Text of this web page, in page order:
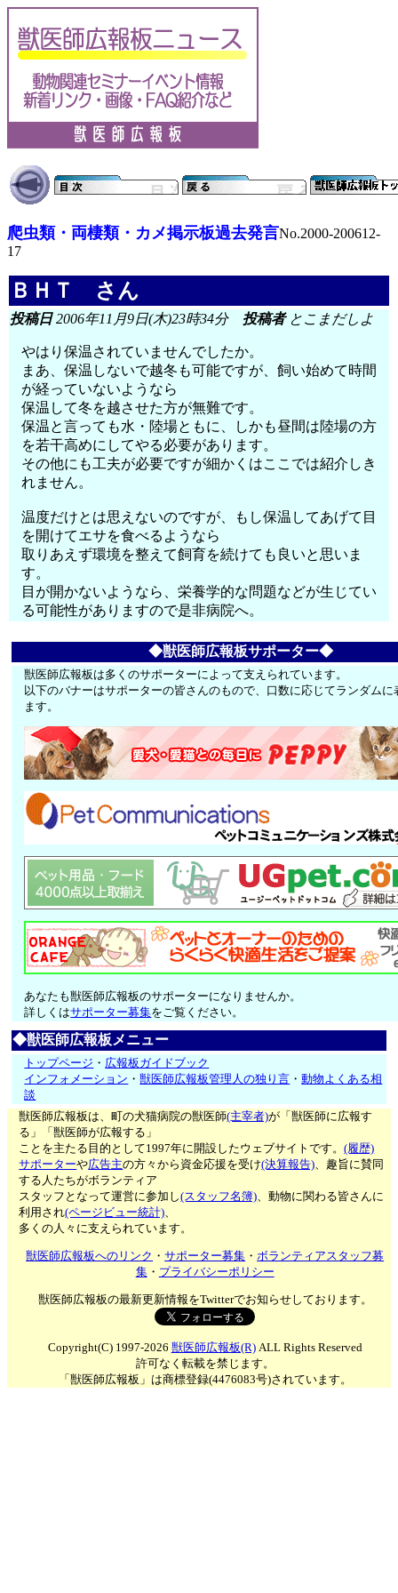
爬虫類・両棲類・カメ掲示板過去発言No.2000-200612-
17
ＢＨＴ さん
投稿日2006年11月9日(木)23時34分 投稿者とこまだしよ
やはり保温されていませんでしたか。
まあ、保温しないで越冬も可能ですが、飼い始めて時間
が経っていないようなら
保温して冬を越させた方が無難です。
保温と言っても水・陸場ともに、しかも昼間は陸場の方
を若干高めにしてやる必要があります。
その他にも工夫が必要ですが細かくはここでは紹介しき
れません。
温度だけとは思えないのですが、もし保温してあげて目
を開けてエサを食べるようなら
取りあえず環境を整えて飼育を続けても良いと思いま
す。
目が開かないようなら、栄養学的な問題などが生じてい
る可能性がありますので是非病院へ。
◆獣医師広報板サポーター◆
獣医師広報板は多くのサポーターによって支えられています。
以下のバナーはサポーターの皆さんのもので、口数に応じてランダムに
ます。
あなたも獣医師広報板のサポーターになりませんか。
詳しくはサポーター募集をご覧ください。
◆獣医師広報板メニュー
トップページ ・ 広報板ガイドブック
インフォメーション ・獣医師広報板管理人の独り言 ・動物よくある相
談
獣医師広報板は、町の犬猫病院の獣医師(主宰者)が「獣医師に広報す
る」「獣医師が広報する」
ことを主たる目的として1997年に開設したウェブサイトです。(履歴)
サポーターや広告主の方々から資金応援を受け(決算報告)、趣旨に賛同
する人たちがボランティア
スタッフとなって運営に参加し(スタッフ名簿)、動物に関わる皆さんに
利用され(ページビュー統計)、
多くの人々に支えられています。
獣医師広報板へのリンク ・サポーター募集 ・ボランティアスタッフ募
集・ プライバシーポリシー
獣医師広報板の最新更新情報をTwitterでお知らせしております。
Copyright(C) 1997-2026 獣医師広報板(R)ALL Rights Reserved
許可なく転載を禁じます。
「獣医師広報板」は商標登録(4476083号)されています。